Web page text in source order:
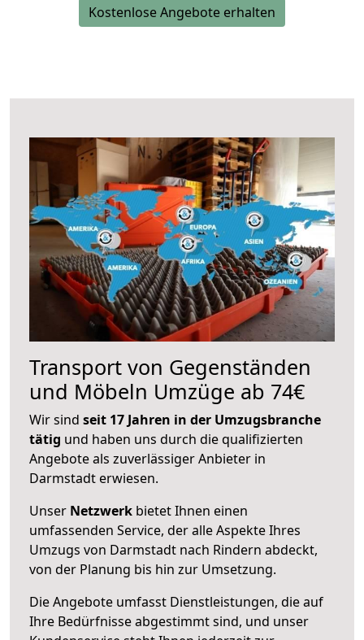
Kostenlose Angebote erhalten
Transport von Gegenständen
und Möbeln Umzüge ab 74€
Wir sind seit 17 Jahren in der Umzugsbranche
tätig und haben uns durch die qualifizierten
Angebote als zuverlässiger Anbieter in
Darmstadt erwiesen.
Unser Netzwerk bietet Ihnen einen
umfassenden Service, der alle Aspekte Ihres
Umzugs von Darmstadt nach Rindern abdeckt,
von der Planung bis hin zur Umsetzung.
Die Angebote umfasst Dienstleistungen, die auf
Ihre Bedürfnisse abgestimmt sind, und unser